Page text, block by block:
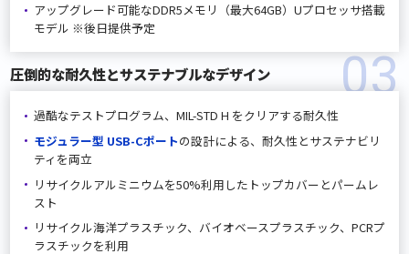
アップグレード可能なDDR5メモリ（最大64GB） Uプロセッサ搭載
モデル ※後日提供予定
圧倒的な耐久性とサステナブルなデザイン 03
過酷なテストプログラム、MIL-STD H をクリアする耐久性
モジュラー型 USB-Cポートの設計による、耐久性とサステナビリ
ティを両立
リサイクルアルミニウムを50%利用したトップカバーとパームレ
スト
リサイクル海洋プラスチック、バイオベースプラスチック、 PCRプ
ラスチックを利用